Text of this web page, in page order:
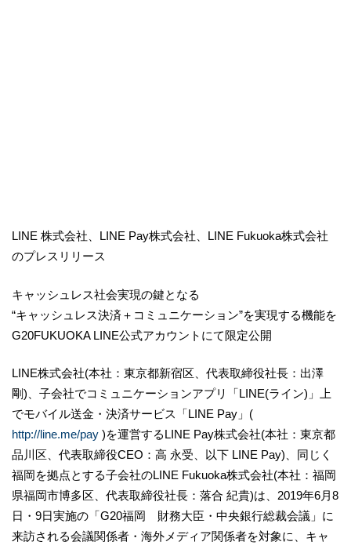
LINE 株式会社、LINE Pay株式会社、LINE Fukuoka株式会社
のプレスリリース
キャッシュレス社会実現の鍵となる
“キャッシュレス決済＋コミュニケーション”を実現する機能を
G20FUKUOKA LINE公式アカウントにて限定公開
LINE株式会社(本社：東京都新宿区、代表取締役社長：出澤
剛)、子会社でコミュニケーションアプリ「LINE(ライン)」上
でモバイル送金・決済サービス「LINE Pay」(
http://line.me/pay )を運営するLINE Pay株式会社(本社：東京都
品川区、代表取締役CEO：高 永受、以下 LINE Pay)、同じく
福岡を拠点とする子会社のLINE Fukuoka株式会社(本社：福岡
県福岡市博多区、代表取締役社長：落合 紀貴)は、2019年6月8
日・9日実施の「G20福岡 財務大臣・中央銀行総裁会議」に
来訪される会議関係者・海外メディア関係者を対象に、キャ